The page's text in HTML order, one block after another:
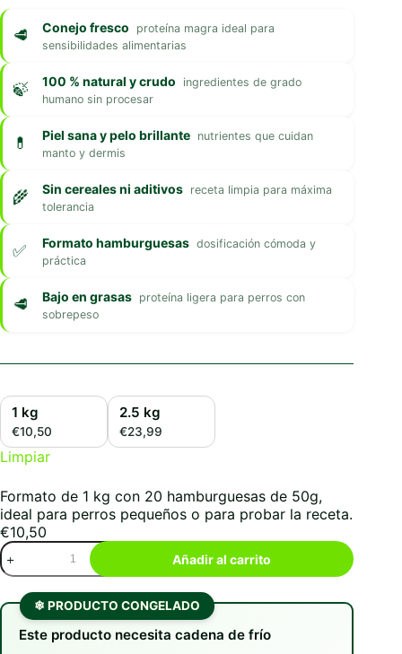
Conejo fresco
proteína magra ideal para
sensibilidades alimentarias
100 % natural y crudo
ingredientes de grado
humano sin procesar
Piel sana y pelo brillante nutrientes que cuidan
manto y dermis
Sin cereales ni aditivos receta limpia para máxima
tolerancia
Formato hamburguesas dosificación cómoda y
práctica
Bajo en grasas proteína ligera para perros con
sobrepeso
1 kg
€10,50
2.5 kg
€23,99
Limpiar
Formato de 1 kg con 20 hamburguesas de 50g,
ideal para perros pequeños o para probar la receta.
€10,50
Wild
Balance
Conejo
Verduras
Añadir al carrito
❄ PRODUCTO CONGELADO
Este producto necesita cadena de frío